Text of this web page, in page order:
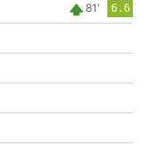
81' 6.6